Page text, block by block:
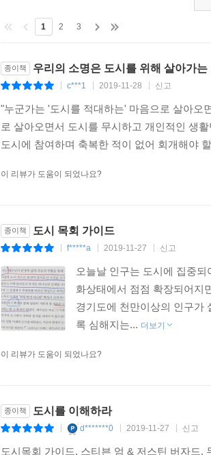
1 2 3
종이책 우리의 소명은 도시를 위해 살아가
c***1 2019-11-28 신고
"누군가는 '도시를 적대하는' 마음으로 살아오
로 살아오면서 도시를 무시하고 개인적인 생
도시에 참여하며 축복한 적이 없어 회개해야
이 리뷰가 도움이 되었나요?
종이책 도시 목회 가이드
f*****a 2019-11-27 신고
오늘날 인구는 도시에 집중
화상태에서 점점 확장되어지
경기도에 천만이상의 인구가
록 심해지는... 더보기
이 리뷰가 도움이 되었나요?
종이책 도시를 이해하라
d*******0 2019-11-27 신고
도시목회 가이드, 스티븐 엄 & 저스틴 버자드,